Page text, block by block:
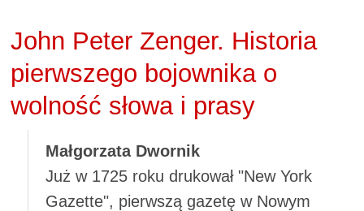
John Peter Zenger. Historia
pierwszego bojownika o
wolność słowa i prasy
Małgorzata Dwornik
Już w 1725 roku drukował "New York
Gazette", pierwszą gazetę w Nowym